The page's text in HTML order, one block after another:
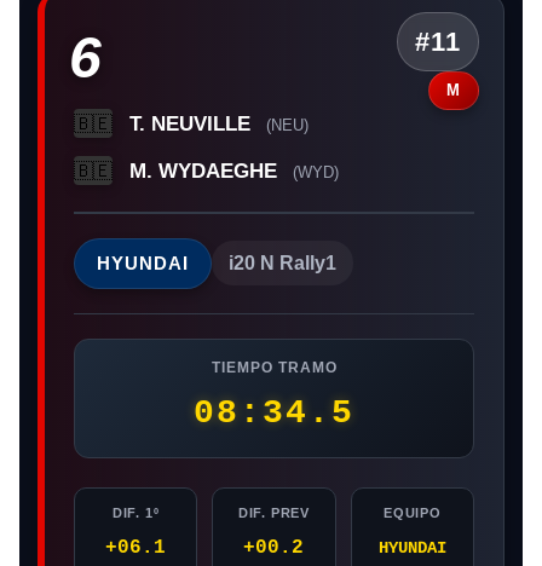
6 #11
M
🇧🇪 T. NEUVILLE (NEU)
🇧🇪 M. WYDAEGHE (WYD)
HYUNDAI i20 N Rally1
TIEMPO TRAMO
08:34.5
DIF. 1º
+06.1
DIF. PREV
+00.2
EQUIPO
HYUNDAI